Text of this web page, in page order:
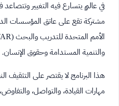
في عالمٍ يتسارع فيه التغيير
مشتركة تقع على عاتق المؤسسات
والتنمية المستدامة وحقوق الإنسان.
هذا البرنامج لا يقتصر على
مهارات القيادة، والتواصل،